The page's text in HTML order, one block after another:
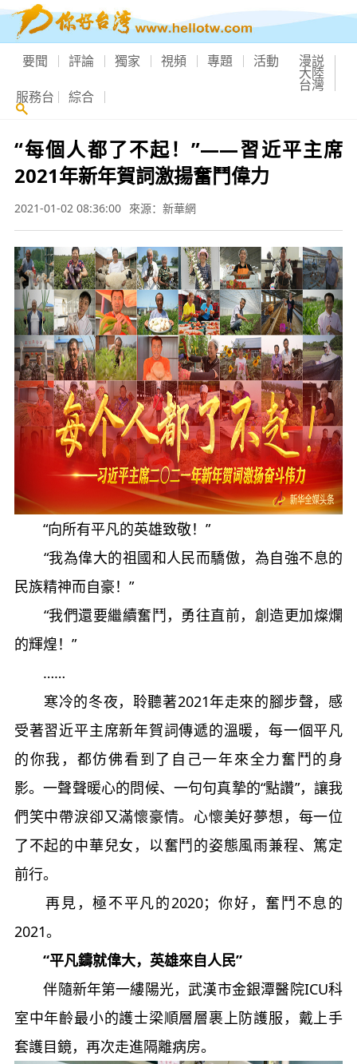
要聞 評論 獨家 視頻 專題 活動 漫説
大陸
台灣
服務台 綜合
“每個人都了不起！”——習近平主席
2021年新年賀詞激揚奮鬥偉力
2021-01-02 08:36:00 來源：新華網
“向所有平凡的英雄致敬！”
“我為偉大的祖國和人民而驕傲，為自強不息的
民族精神而自豪！”
“我們還要繼續奮鬥，勇往直前，創造更加燦爛
的輝煌！”
……
寒冷的冬夜，聆聽著2021年走來的腳步聲，感
受著習近平主席新年賀詞傳遞的溫暖，每一個平凡
的你我，都仿佛看到了自己一年來全力奮鬥的身
影。一聲聲暖心的問候、一句句真摯的“點讚”，讓我
們笑中帶淚卻又滿懷豪情。心懷美好夢想，每一位
了不起的中華兒女，以奮鬥的姿態風雨兼程、篤定
前行。
再見，極不平凡的2020；你好，奮鬥不息的
2021。
“平凡鑄就偉大，英雄來自人民”
伴隨新年第一縷陽光，武漢市金銀潭醫院ICU科
室中年齡最小的護士梁順層層裹上防護服，戴上手
套護目鏡，再次走進隔離病房。